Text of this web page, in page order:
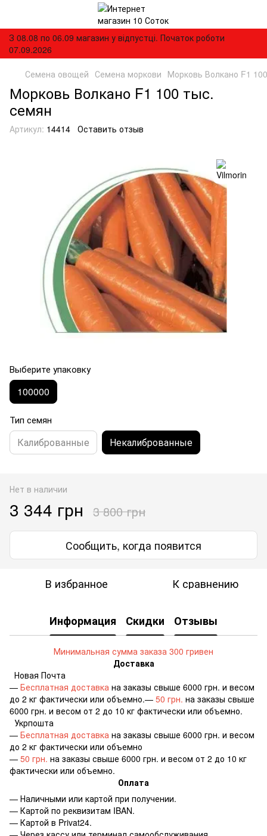
З 08.08 по 06.09 магазин у відпустці. Початок роботи
07.09.2026
Семена овощей Семена моркови Морковь Волкано F1
Морковь Волкано F1 100 тыс.
семян
Артикул: 14414 Оставить отзыв
Выберите упаковку
100000
Тип семян
Калиброванные Некалиброванные
Нет в наличии
3 344 грн 3 800 грн
Сообщить, когда появится
В избранное К сравнению
Информация Скидки Отзывы
Минимальная сумма заказа 300 гривен
Доставка
Новая Почта
— Бесплатная доставка на заказы свыше 6000 грн. и весом
до 2 кг фактически или объемно.— 50 грн. на заказы свыше
6000 грн. и весом от 2 до 10 кг фактически или объемно.
Укрпошта
— Бесплатная доставка на заказы свыше 6000 грн. и весом
до 2 кг фактически или объемно
— 50 грн. на заказы свыше 6000 грн. и весом от 2 до 10 кг
фактически или объемно.
Оплата
— Наличными или картой при получении.
— Картой по реквизитам IBAN.
— Картой в Privat24.